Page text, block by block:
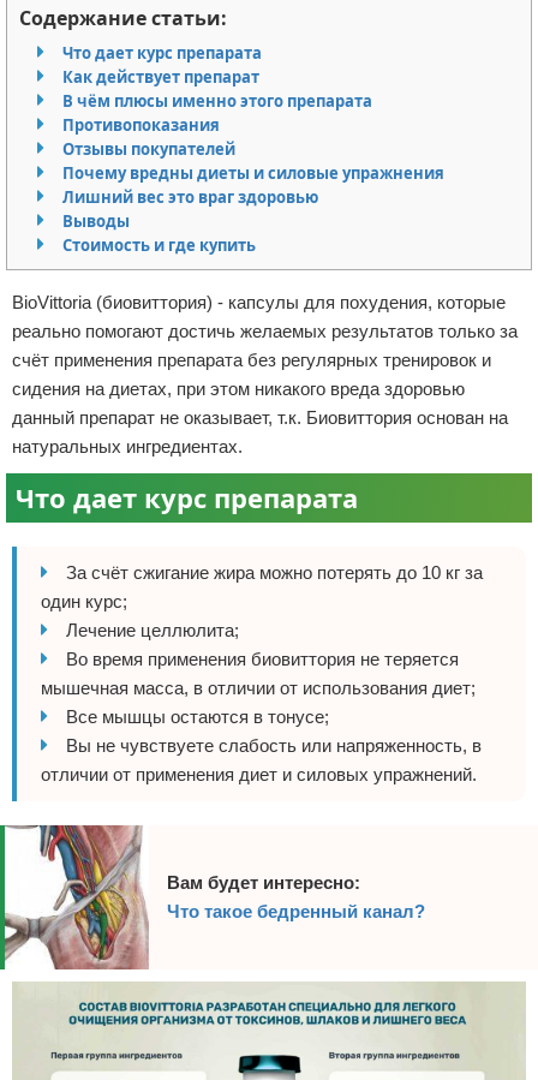
Разное
Право
Отказ от ответственности
Содержание статьи:
Что дает курс препарата
Как действует препарат
В чём плюсы именно этого препарата
Противопоказания
Отзывы покупателей
Почему вредны диеты и силовые упражнения
Лишний вес это враг здоровью
Выводы
Стоимость и где купить
BioVittoria (биовиттория) - капсулы для похудения, которые
реально помогают достичь желаемых результатов только за
счёт применения препарата без регулярных тренировок и
сидения на диетах, при этом никакого вреда здоровью
данный препарат не оказывает, т.к. Биовиттория основан на
натуральных ингредиентах.
Что дает курс препарата
За счёт сжигание жира можно потерять до 10 кг за
один курс;
Лечение целлюлита;
Во время применения биовиттория не теряется
мышечная масса, в отличии от использования диет;
Все мышцы остаются в тонусе;
Вы не чувствуете слабость или напряженность, в
отличии от применения диет и силовых упражнений.
Вам будет интересно:
Что такое бедренный канал?